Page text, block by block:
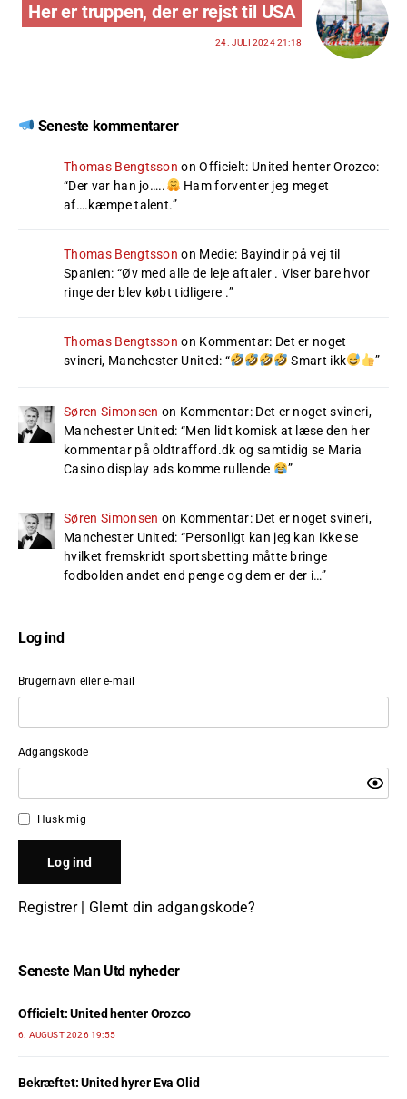
Her er truppen, der er rejst til USA
24. JULI 2024 21:18
Seneste kommentarer
Thomas Bengtsson onOfficielt: United henter Orozco:
“Der var han jo…..
Ham forventer jeg meget
af….kæmpe talent.”
Thomas Bengtsson on Medie: Bayindir på vej til
Spanien: “Øv med alle de leje aftaler . Viser bare hvor
ringe der blev købt tidligere .”
Thomas Bengtsson on Kommentar: Det er noget
svineri, Manchester United: “ Smart ikk ”
Søren Simonsen on Kommentar: Det er noget svineri,
Manchester United: “Men lidt komisk at læse den her
kommentar på oldtrafford.dk og samtidig se Maria
Casino display ads komme rullende
”
Søren Simonsen on Kommentar: Det er noget svineri,
Manchester United: “Personligt kan jeg kan ikke se
hvilket fremskridt sportsbetting måtte bringe
fodbolden andet end penge og dem er der i…”
Log ind
Brugernavn eller e-mail
Adgangskode
Husk mig
Registrer| Glemt din adgangskode?
Seneste Man Utd nyheder
Officielt: United henter Orozco
6. AUGUST 2026 19:55
Bekræftet: United hyrer Eva Olid